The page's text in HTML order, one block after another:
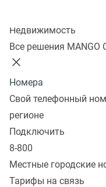
Недвижимость
Все решения MANGO
Номера
Свой телефонный
регионе
Подключить
8-800
Местные городские
Тарифы на связь
Что такое
аналитика
для анализа
собирает
клиентского пути